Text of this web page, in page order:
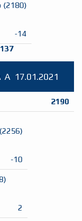
(2180)
-14
A 17.01.2021
2190
(2256)
-10
)
2